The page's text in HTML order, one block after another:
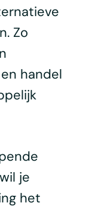
Zo
handel
je
het